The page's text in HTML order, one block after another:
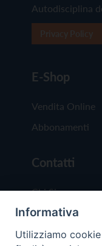
Autodisciplina
E-Shop
Vendita Online
Abbonamenti
Contatti
Chi Siamo
Redazione
Scrivici
Informativa
Utilizziamo